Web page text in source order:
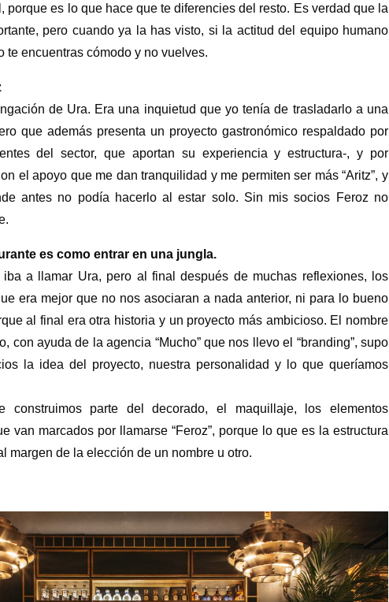
porque es lo que hace que te diferencies del resto. Es verdad que la
pero cuando ya la has visto, si la actitud del equipo humano
te encuentras cómodo y no vuelves.
de Ura. Era una inquietud que yo tenía de trasladarlo a una
que además presenta un proyecto gastronómico respaldado por
del sector, que aportan su experiencia y estructura-, y por
el apoyo que me dan tranquilidad y me permiten ser más “Aritz”, y
antes no podía hacerlo al estar solo. Sin mis socios Feroz no
es como entrar en una jungla.
a llamar Ura, pero al final después de muchas reflexiones, los
era mejor que no nos asociaran a nada anterior, ni para lo bueno
al final era otra historia y un proyecto más ambicioso. El nombre
con ayuda de la agencia “Mucho” que nos llevo el “branding”, supo
la idea del proyecto, nuestra personalidad y lo que queríamos
construimos parte del decorado, el maquillaje, los elementos
van marcados por llamarse “Feroz”, porque lo que es la estructura
margen de la elección de un nombre u otro.